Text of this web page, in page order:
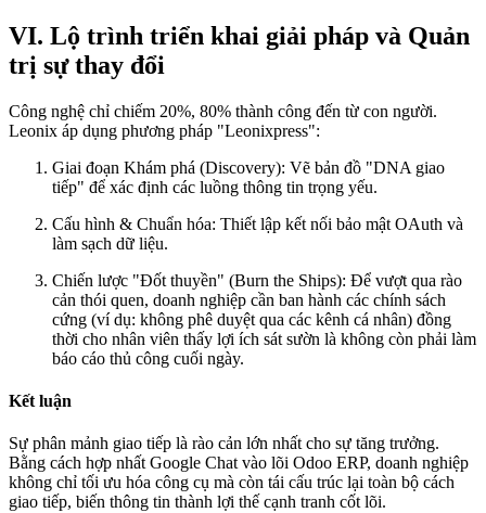
VI. Lộ trình triển khai giải pháp và Quản
trị sự thay đổi
Công nghệ chỉ chiếm 20%, 80% thành công đến từ con người.
Leonix áp dụng phương pháp "Leonixpress":
Giai đoạn Khám phá (Discovery): Vẽ bản đồ "DNA giao
tiếp" để xác định các luồng thông tin trọng yếu.
Cấu hình & Chuẩn hóa: Thiết lập kết nối bảo mật OAuth và
làm sạch dữ liệu.
Chiến lược "Đốt thuyền" (Burn the Ships): Để vượt qua rào
cản thói quen, doanh nghiệp cần ban hành các chính sách
cứng (ví dụ: không phê duyệt qua các kênh cá nhân) đồng
thời cho nhân viên thấy lợi ích sát sườn là không còn phải làm
báo cáo thủ công cuối ngày.
Kết luận
Sự phân mảnh giao tiếp là rào cản lớn nhất cho sự tăng trưởng.
Bằng cách hợp nhất Google Chat vào lõi Odoo ERP, doanh nghiệp
không chỉ tối ưu hóa công cụ mà còn tái cấu trúc lại toàn bộ cách
giao tiếp, biến thông tin thành lợi thế cạnh tranh cốt lõi.